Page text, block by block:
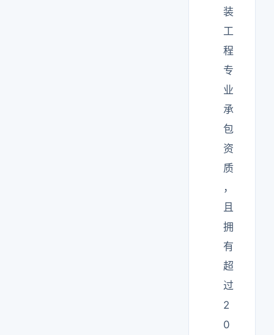
装
工
程
专
业
承
包
资
质
，
且
拥
有
超
过
2
0